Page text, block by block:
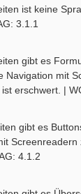
ist keine
3.1.1
gibt es
Navigation mit
erschwert. |
gibt es
4.1.2